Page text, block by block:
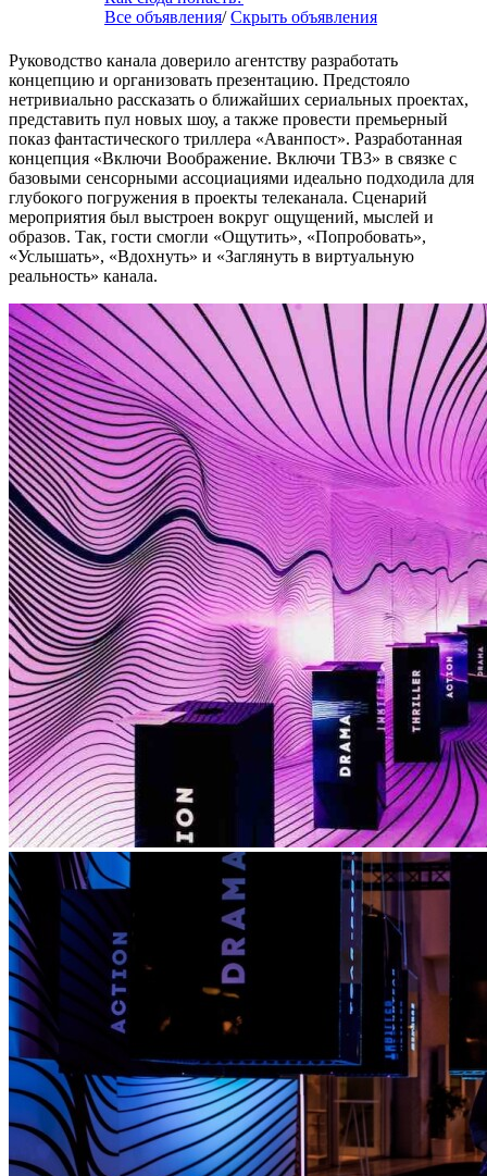
Все объявления/Скрыть объявления
Руководство канала доверило агентству разработать
концепцию и организовать презентацию. Предстояло
нетривиально рассказать о ближайших сериальных проектах,
представить пул новых шоу, а также провести премьерный
показ фантастического триллера «Аванпост». Разработанная
концепция «Включи Воображение. Включи ТВ3» в связке с
базовыми сенсорными ассоциациями идеально подходила для
глубокого погружения в проекты телеканала. Сценарий
мероприятия был выстроен вокруг ощущений, мыслей и
образов. Так, гости смогли «Ощутить», «Попробовать»,
«Услышать», «Вдохнуть» и «Заглянуть в виртуальную
реальность» канала.